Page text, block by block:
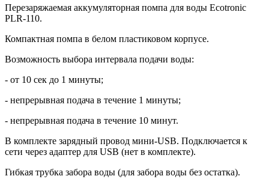
Перезаряжаемая аккумуляторная помпа для воды Ecotronic
PLR-110.
Компактная помпа в белом пластиковом корпусе.
Возможность выбора интервала подачи воды:
- от 10 сек до 1 минуты;
- непрерывная подача в течение 1 минуты;
- непрерывная подача в течение 10 минут.
В комплекте зарядный провод мини-USB. Подключается к
сети через адаптер для USB (нет в комплекте).
Гибкая трубка забора воды (для забора воды без остатка).